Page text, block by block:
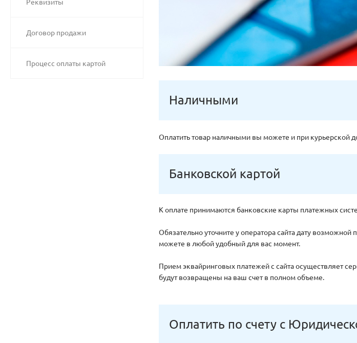
Реквизиты
Договор продажи
Процесс оплаты картой
Наличными
Оплатить товар наличными вы можете и при курьерской
Банковской картой
К оплате принимаются банковские карты платежных
Обязательно уточните у оператора сайта дату возможной
можете в любой удобный для вас момент.
Прием эквайринговых платежей с сайта осуществляет
будут возвращены на ваш счет в полном объеме.
Оплатить по счету с